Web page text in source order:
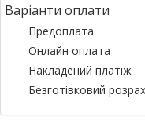
Варіанти оплати
Предоплата
Онлайн оплата
Накладений платіж
Безготівковий